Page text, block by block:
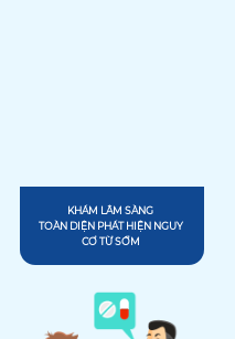
KHÁM LÂM SÀNG
TOÀN DIỆN PHÁT HIỆN NGUY
CƠ TỪ SỚM